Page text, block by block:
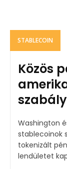
STABLECOIN
Közös
Washington
stablecoinok
tokenizált
lendületet